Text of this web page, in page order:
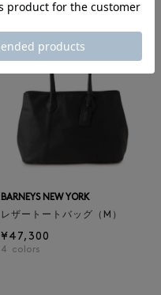
¥6,600
BARNEYS NEW YORK
レザートートバッグ（M）
¥47,300
4 colors